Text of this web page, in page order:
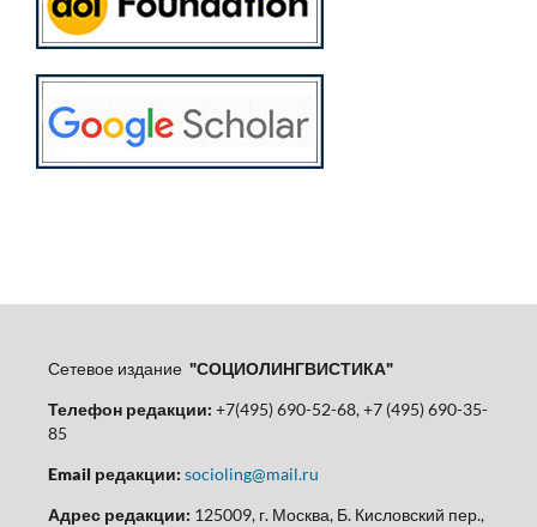
Сетевое издание "СОЦИОЛИНГВИСТИКА"
Телефон редакции: +7(495) 690-52-68, +7 (495) 690-35-
85
Email редакции: socioling@mail.ru
Адрес редакции: 125009, г. Москва, Б. Кисловский пер.,